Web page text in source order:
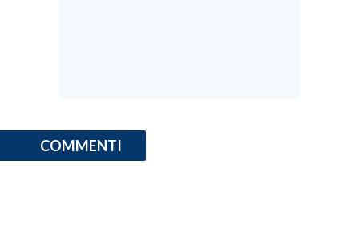
COMMENTI